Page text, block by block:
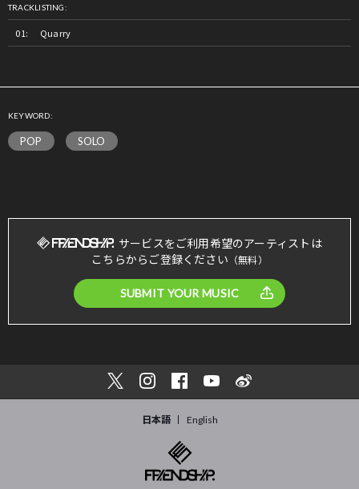
TRACKLISTING:
Quarry
KEYWORD:
POP SOLO
サービスをご利用希望のアーティストは
こちらからご登録ください （無料）
SUBMIT YOUR MUSIC
日本語 English